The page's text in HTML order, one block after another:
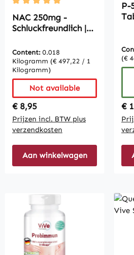
Average rating of 5 out of 5
NAC 250mg -
Schluckfreundlich |
Content: 0.018
Kilogramm (€ 497,22 / 1
Kilogramm)
Not available
Regular price:
€ 8,95
Prijzen incl. BTW plus
verzendkosten
Aan winkelwagen
P-
(€
€